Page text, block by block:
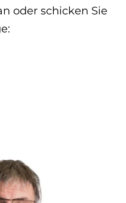
oder schicken Sie